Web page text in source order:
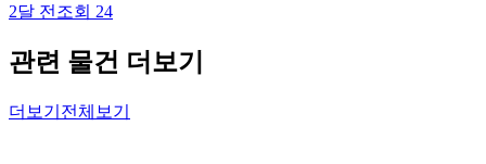
2달 전 조회 24
관련 물건 더보기
더보기 전체보기